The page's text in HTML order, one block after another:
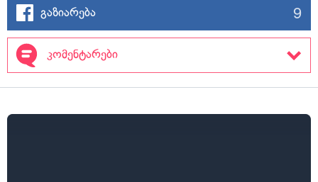
გაზიარება 9
კომენტარები